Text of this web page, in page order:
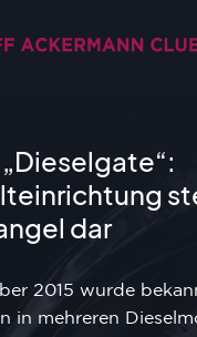
„Dieselgate“:
dar
2015 wurde
in mehreren